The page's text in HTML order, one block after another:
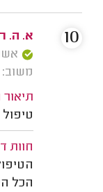
א. ה.
אשרור:
משוב: 30/12/2025
חוות
הכל
10